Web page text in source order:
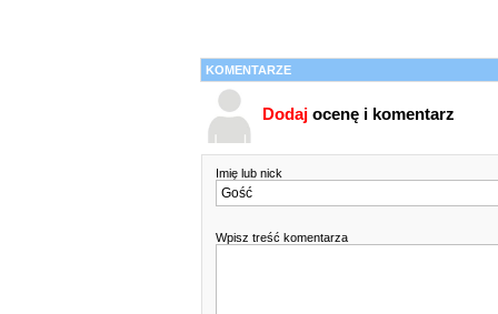
KOMENTARZE
Dodajocenę i komentarz
Imię lub nick
Wpisz treść komentarza